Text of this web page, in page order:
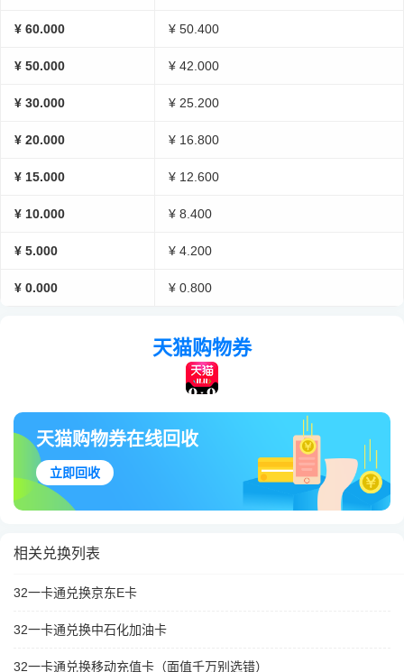
¥ 60.000 ¥ 50.400
¥ 50.000 ¥ 42.000
¥ 30.000 ¥ 25.200
¥ 20.000 ¥ 16.800
¥ 15.000 ¥ 12.600
¥ 10.000 ¥ 8.400
¥ 5.000 ¥ 4.200
¥ 0.000 ¥ 0.800
天猫购物券
天猫购物券在线回收
立即回收
相关兑换列表
32一卡通兑换京东E卡
32一卡通兑换中石化加油卡
32一卡通兑换移动充值卡（面值千万别选错）